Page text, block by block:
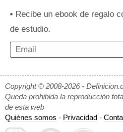
• Recibe un ebook de regalo
de estudio.
Copyright © 2008-2026 -
Queda prohibida la reproducción
de esta web
Quiénes somos - Privacidad -